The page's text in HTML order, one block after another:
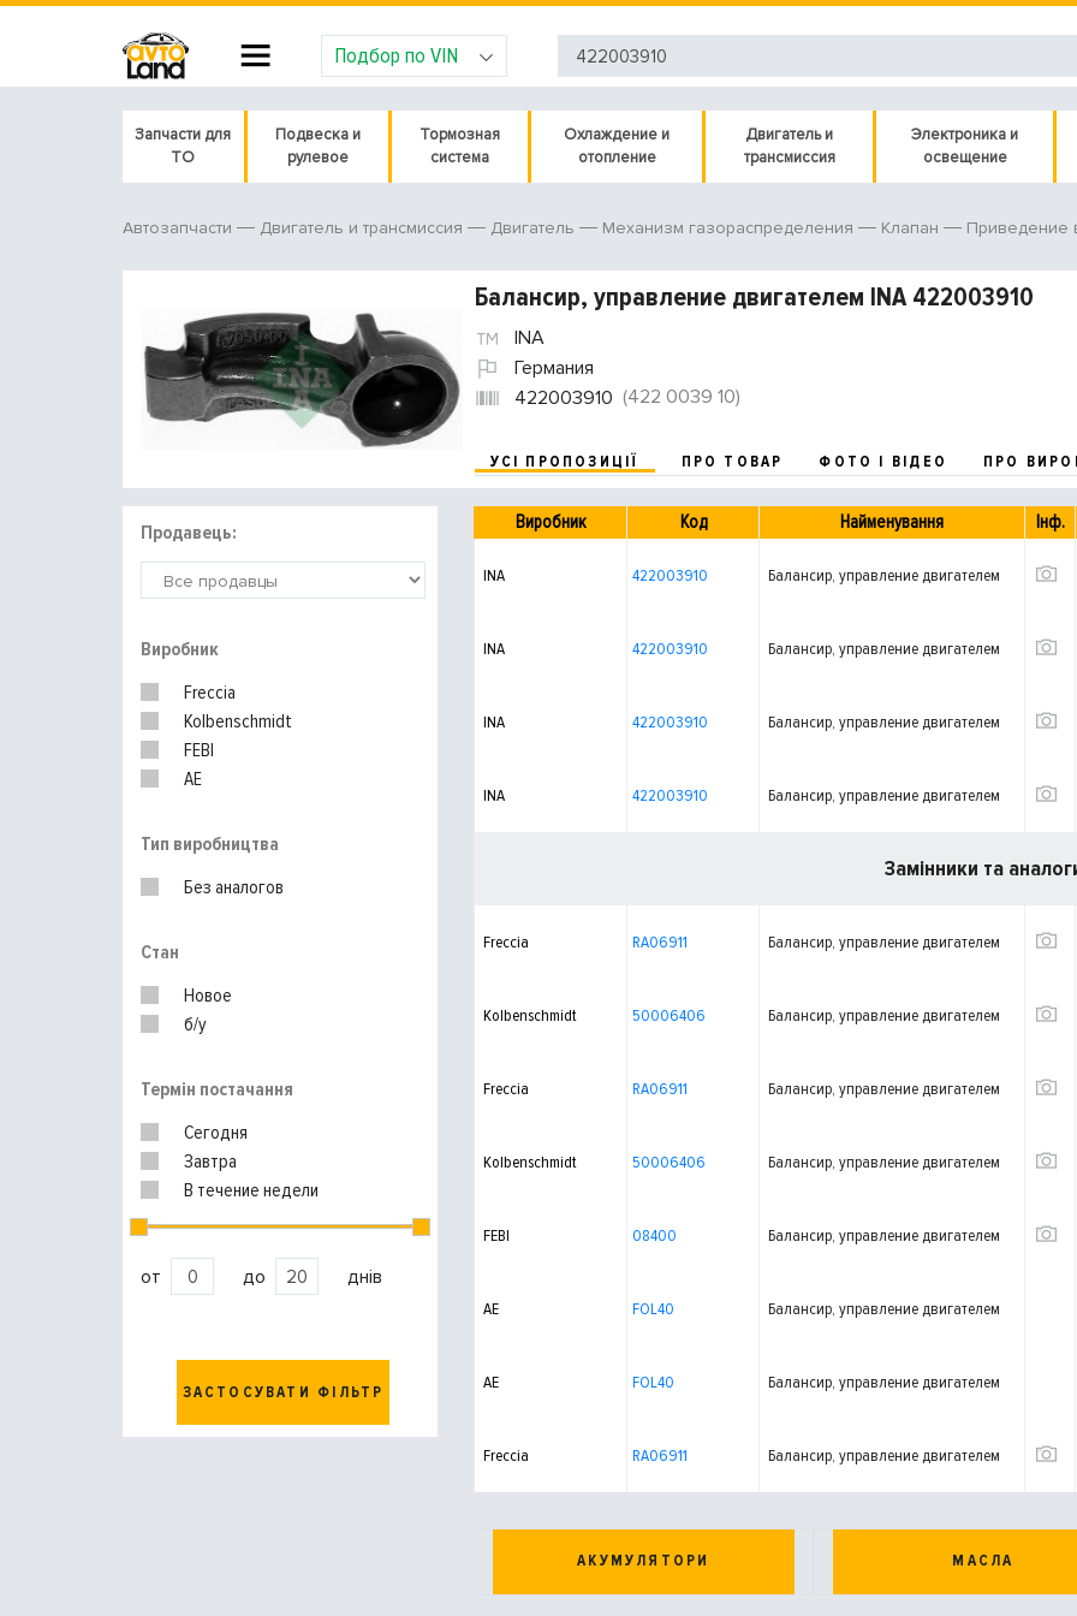
Подбор по VIN
Запчасти для
ТО
Подвеска и
рулевое
Тормозная
система
Охлаждение и
отопление
Двигатель и
трансмиссия
Электроника и
освещение
Автозапчасти Двигатель и трансмиссия Двигатель Механизм газораспределения Клапан Приведение
Балансир, управление двигателем INA 422003910
INA
Германия
422003910 (422 0039 10)
УСІ ПРОПОЗИЦІЇ ПРО ТОВАР ФОТО І ВІДЕО ПРО
Продавець:
Виробник
Freccia
Kolbenschmidt
FEBI
AE
Тип виробництва
Без аналогов
Стан
Новое
б/у
Термін постачання
Сегодня
Завтра
В течение недели
от до днів
ЗАСТОСУВАТИ ФІЛЬТР
Виробник Код Найменування Інф.
INA 422003910 Балансир, управление двигателем
INA 422003910 Балансир, управление двигателем
INA 422003910 Балансир, управление двигателем
INA 422003910 Балансир, управление двигателем
Замінники та
Freccia RA06911 Балансир, управление двигателем
Kolbenschmidt 50006406 Балансир, управление двигателем
Freccia RA06911 Балансир, управление двигателем
Kolbenschmidt 50006406 Балансир, управление двигателем
FEBI 08400 Балансир, управление двигателем
AE FOL40 Балансир, управление двигателем
AE FOL40 Балансир, управление двигателем
Freccia RA06911 Балансир, управление двигателем
АКУМУЛЯТОРИ МАСЛА